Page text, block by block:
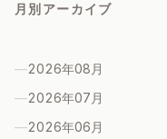
月別アーカイブ
—2026年08 月
—2026年07 月
—2026年06 月